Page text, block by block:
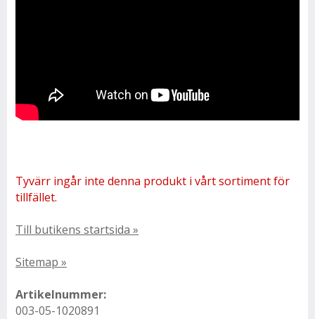
Tyvärr ingår inte denna produkt i vårt sortiment för
tillfället.
Till butikens startsida »
Sitemap »
Artikelnummer:
003-05-1020891